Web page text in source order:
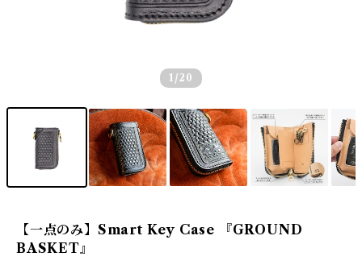
1 /20
【一点のみ】Smart Key Case 『GROUND
BASKET』